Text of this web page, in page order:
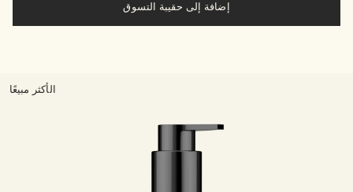
إضافة إلى حقيبة التسوق
الأكثر مبيعًا